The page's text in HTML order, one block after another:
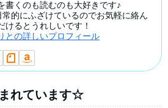
書くのも読むのも大好きです♪
常的にふざけているのでお気軽に絡ん
けるとうれしいです！
との詳しいプロフィール
れています☆